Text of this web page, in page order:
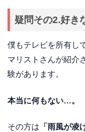
疑問その2.好き
僕もテレビを所有し
マリストさんが紹介
験があります。
本当に何もない…。
その方は 「雨風が凌